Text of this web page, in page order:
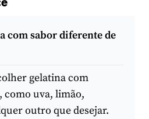
com sabor diferente de
gelatina com
como uva, limão,
outro que desejar.